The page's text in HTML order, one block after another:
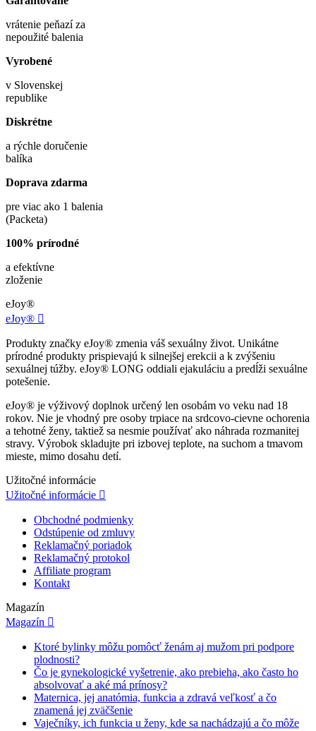
vrátenie peňazí za
nepoužité balenia
Vyrobené
v Slovenskej
republike
Diskrétne
a rýchle doručenie
balíka
Doprava zdarma
pre viac ako 1 balenia
(Packeta)
100% prírodné
a efektívne
zloženie
eJoy®
eJoy® 
Produkty značky eJoy® zmenia váš sexuálny život. Unikátne
prírodné produkty prispievajú k silnejšej erekcii a k zvýšeniu
sexuálnej túžby. eJoy® LONG oddiali ejakuláciu a predĺži sexuálne
potešenie.
eJoy® je výživový doplnok určený len osobám vo veku nad 18
rokov. Nie je vhodný pre osoby trpiace na srdcovo-cievne ochorenia
a tehotné ženy, taktiež sa nesmie používať ako náhrada rozmanitej
stravy. Výrobok skladujte pri izbovej teplote, na suchom a tmavom
mieste, mimo dosahu detí.
Užitočné informácie
Užitočné informácie 
Obchodné podmienky
Odstúpenie od zmluvy
Reklamačný poriadok
Reklamačný protokol
Affiliate program
Kontakt
Magazín
Magazín 
Ktoré bylinky môžu pomôcť ženám aj mužom pri podpore
plodnosti?
Čo je gynekologické vyšetrenie, ako prebieha, ako často ho
absolvovať a aké má prínosy?
Maternica, jej anatómia, funkcia a zdravá veľkosť a čo
znamená jej zväčšenie
Vaječníky, ich funkcia u ženy, kde sa nachádzajú a čo môže